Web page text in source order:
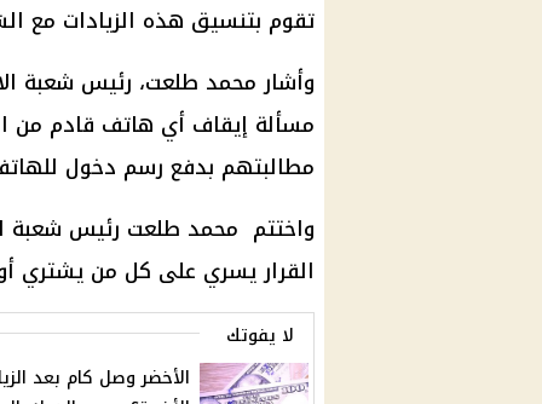
تقوم بتنسيق هذه الزيادات مع
وأشار محمد طلعت، رئيس شعبة
مسألة إيقاف أي هاتف قادم من
مطالبتهم بدفع رسم دخول للهاتف
واختتم محمد طلعت رئيس شعبة
القرار يسري على كل من يشتري
لا يفوتك
الأخضر وصل كام بعد